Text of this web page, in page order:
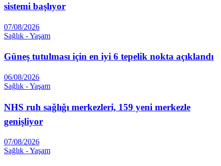
sistemi başlıyor
07/08/2026
Sağlık - Yaşam
Güneş tutulması için en iyi 6 tepelik nokta açıklandı
06/08/2026
Sağlık - Yaşam
NHS ruh sağlığı merkezleri, 159 yeni merkezle
genişliyor
07/08/2026
Sağlık - Yaşam